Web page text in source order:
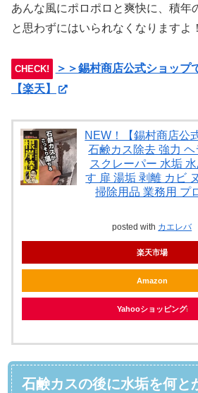
あんな風にポロポロと爽快に、積年
と思わずにはいられなくなりますよ！
CHECK!
＞＞錫村商店公式ショップ
【楽天】
NEW！【錫村商店公
石鹸カス除去 強力
スクレーパー 水垢
す 扉 湯垢 剥離 カビ
掃除用品 業務用 プ
posted with カエレバ
楽天市場
Amazon
Yahooショッピング
石鹸カスの後に水垢を何と